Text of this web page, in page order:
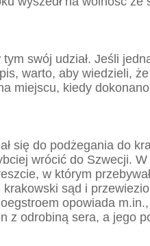
tym swój udział. Jeśli
warto, aby wiedzieli,
miejscu, kiedy
się do podżegania do
wrócić do Szwecji.
w którym
krakowski sąd i
opowiada
z odrobiną sera, a jego